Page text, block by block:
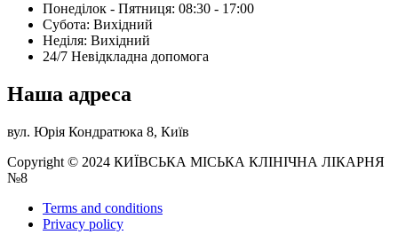
Понеділок - Пятниця: 08:30 - 17:00
Субота: Вихідний
Нeділя: Вихідний
24/7 Невідкладна допомога
Наша адреса
вул. Юрія Кондратюка 8, Київ
Copyright © 2024 КИЇВСЬКА МІСЬКА КЛІНІЧНА ЛІКАРНЯ
№8
Terms and conditions
Privacy policy